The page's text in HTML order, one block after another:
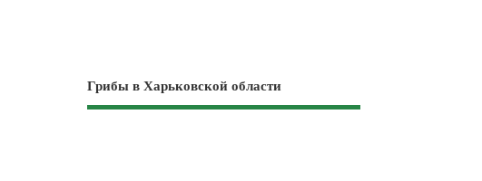
Грибы в Харьковской области